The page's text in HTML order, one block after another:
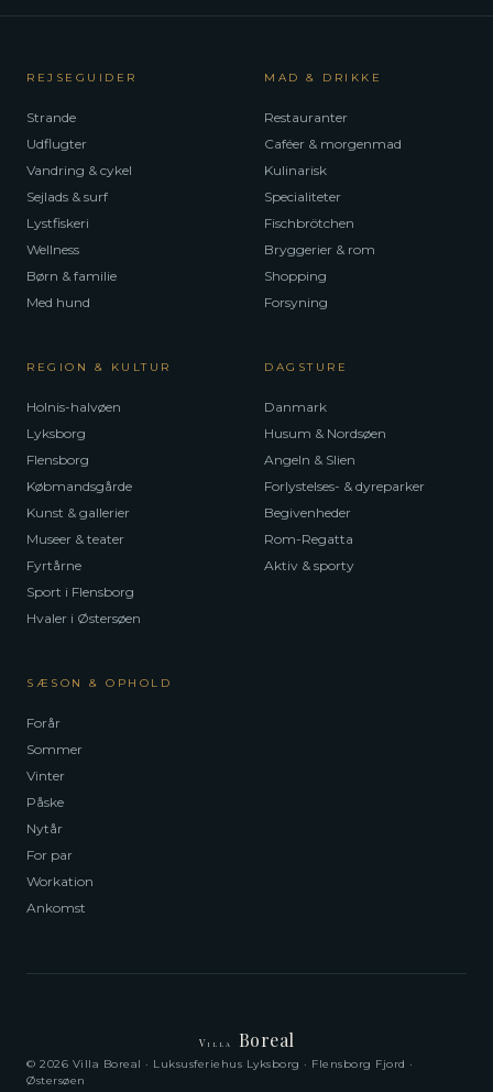
REJSEGUIDER
Strande
Udflugter
Vandring & cykel
Sejlads & surf
Lystfiskeri
Wellness
Børn & familie
Med hund
MAD & DRIKKE
Restauranter
Caféer & morgenmad
Kulinarisk
Specialiteter
Fischbrötchen
Bryggerier & rom
Shopping
Forsyning
REGION & KULTUR
Holnis-halvøen
Lyksborg
Flensborg
Købmandsgårde
Kunst & gallerier
Museer & teater
Fyrtårne
Sport i Flensborg
Hvaler i Østersøen
DAGSTURE
Danmark
Husum & Nordsøen
Angeln & Slien
Forlystelses- & dyreparker
Begivenheder
Rom-Regatta
Aktiv & sporty
SÆSON & OPHOLD
Forår
Sommer
Vinter
Påske
Nytår
For par
Workation
Ankomst
Villa Boreal
© 2026 Villa Boreal · Luksusferiehus Lyksborg · Flensborg Fjord ·
Østersøen